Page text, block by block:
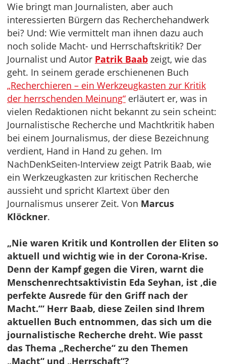
Wie bringt man Journalisten, aber auch
interessierten Bürgern das Recherchehandwerk
bei? Und: Wie vermittelt man ihnen dazu auch
noch solide Macht- und Herrschaftskritik? Der
Journalist und Autor Patrik Baab zeigt, wie das
geht. In seinem gerade erschienenen Buch
„Recherchieren – ein Werkzeugkasten zur Kritik
der herrschenden Meinung“ erläutert er, was in
vielen Redaktionen nicht bekannt zu sein scheint:
Journalistische Recherche und Machtkritik haben
bei einem Journalismus, der diese Bezeichnung
verdient, Hand in Hand zu gehen. Im
NachDenkSeiten-Interview zeigt Patrik Baab, wie
ein Werkzeugkasten zur kritischen Recherche
aussieht und spricht Klartext über den
Journalismus unserer Zeit. Von Marcus
Klöckner.
„Nie waren Kritik und Kontrollen der Eliten so
aktuell und wichtig wie in der Corona-Krise.
Denn der Kampf gegen die Viren, warnt die
Menschenrechtsaktivistin Eda Seyhan, ist ‚die
perfekte Ausrede für den Griff nach der
Macht.‘“ Herr Baab, diese Zeilen sind Ihrem
aktuellen Buch entnommen, das sich um die
journalistische Recherche dreht. Wie passt
das Thema „Recherche“ zu den Themen
„Macht“ und „Herrschaft“?